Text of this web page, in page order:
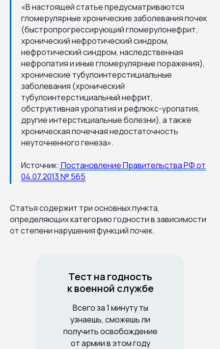
«В настоящей статье предусматриваются
гломерулярные хронические заболевания почек
(быстропрогрессирующий гломерулонефрит,
хронический нефротический синдром,
нефротический синдром, наследственная
нефропатия и иные гломерулярные поражения),
хронические тубулоинтерстициальные
заболевания (хронический
тубулоинтерстициальный нефрит,
обструктивная уропатия и рефлюкс-уропатия,
другие интерстициальные болезни), а также
хроническая почечная недостаточность
неуточненного генеза».
Источник: Постановление Правительства РФ от
04.07.2013 № 565
Статья содержит три основных пункта,
определяющих категорию годности в зависимости
от степени нарушения функций почек.
Тест на годность
к военной службе
Всего за 1 минуту ты
узнаешь, сможешь ли
получить освобождение
от армии в этом году